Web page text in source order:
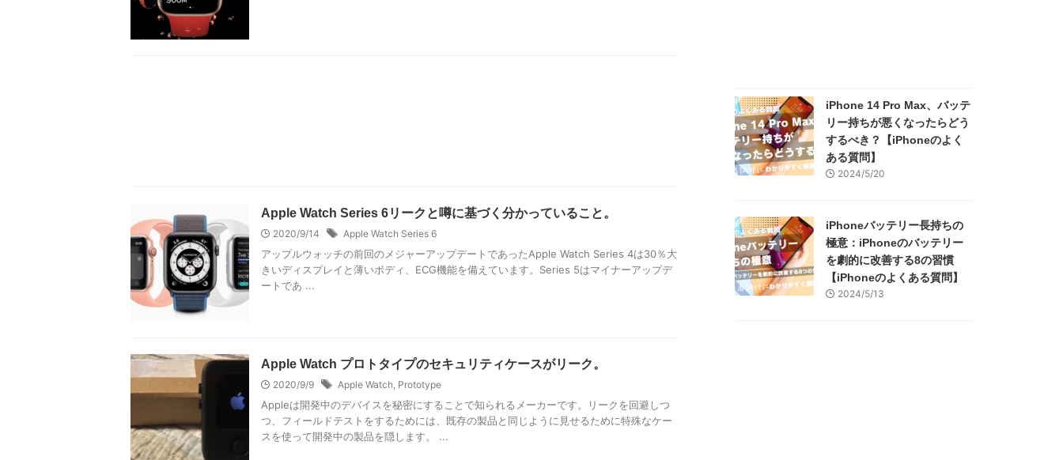
Apple Watch Series 6リークと噂に基づく分かっていること。
2020/9/14 Apple Watch Series 6
アップルウォッチの前回のメジャーアップデートであったApple Watch Series 4は30％大
きいディスプレイと薄いボディ、ECG機能を備えています。Series 5はマイナーアップデ
ートであ ...
Apple Watch プロトタイプのセキュリティケースがリーク。
2020/9/9 Apple Watch, Prototype
Appleは開発中のデバイスを秘密にすることで知られるメーカーです。リークを回避しつ
つ、フィールドテストをするためには、既存の製品と同じように見せるために特殊なケー
スを使って開発中の製品を隠します。 ...
iPhone 14 Pro Max、バッテ
リー持ちが悪くなったらどう
するべき？【iPhoneのよく
ある質問】
2024/5/20
iPhoneバッテリー長持ちの
極意：iPhoneのバッテリー
を劇的に改善する8の習慣
【iPhoneのよくある質問】
2024/5/13